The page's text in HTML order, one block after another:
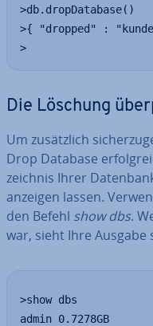
>db.dropDatabase()
>{ "dropped" :
>
Die Löschung
Um zu­sätz­lich
Drop Database
zeich­nis Ihrer
anzeigen lassen.
den Befehl show dbs.
war, sieht Ihre Ausgabe
>show dbs
admin 0.7278GB